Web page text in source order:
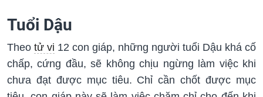
Tuổi Dậu
Theo tử vi 12 con giáp, những người tuổi Dậu khá cố
chấp, cứng đầu, sẽ không chịu ngừng làm việc khi
chưa đạt được mục tiêu. Chỉ cần chốt được mục